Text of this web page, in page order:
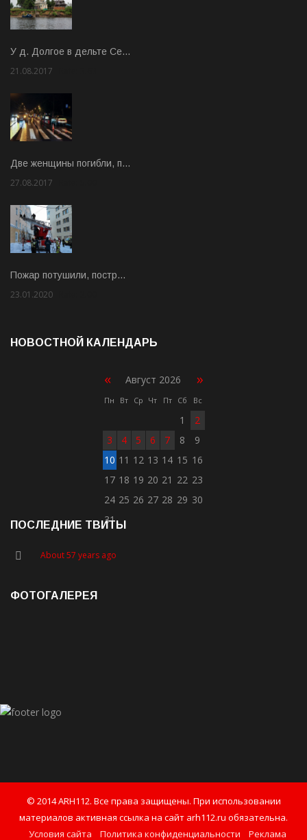
У д. Долгое в дельте Се…
21.08.2017
Две женщины погибли, п…
27.08.2017
Пожар потушили, постр…
23.01.2020
НОВОСТНОЙ КАЛЕНДАРЬ
« Август 2026 »
Пн Вт Ср Чт Пт Сб Вс
1
2
3
4 5 6 7 8
9
10 11 12 13 14 15 16
17 18 19 20 21 22 23
24 25 26 27 28 29 30
31
ПОСЛЕДНИЕ ТВИТЫ
About 57 years ago
ФОТОГАЛЕРЕЯ
© 2014 ARH112. Все права защищены. При использовании
материалов активная ссылка на сайт arh112.ru обязательна.
Условия сайта
Политика конфиденциальности Реклама